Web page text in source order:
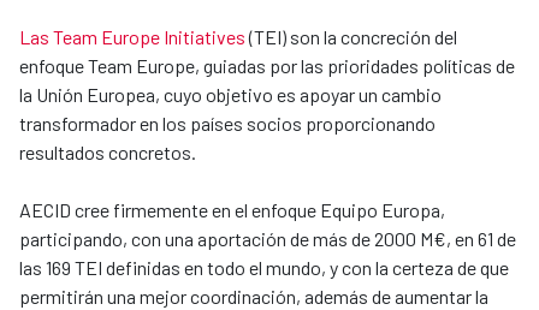
Las Team Europe Initiatives(TEI) son la concreción del
enfoque Team Europe, guiadas por las prioridades políticas de
la Unión Europea, cuyo objetivo es apoyar un cambio
transformador en los países socios proporcionando
resultados concretos.
AECID cree firmemente en el enfoque Equipo Europa,
participando, con una aportación de más de 2000 M€, en 61 de
las 169 TEI definidas en todo el mundo, y con la certeza de que
permitirán una mejor coordinación, además de aumentar la